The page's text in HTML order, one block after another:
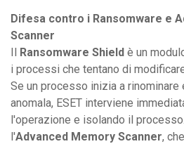
Difesa contro i Ransomware e
Scanner
Il Ransomware Shield è un
i processi che tentano di
Se un processo inizia a
anomala, ESET interviene
l'operazione e isolando il
l'Advanced Memory Scanner,